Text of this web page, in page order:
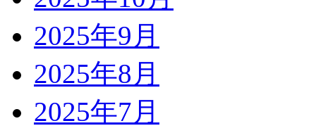
2025年9月
2025年8月
2025年7月